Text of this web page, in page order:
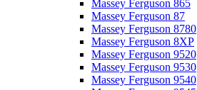
Massey Ferguson 865
Massey Ferguson 87
Massey Ferguson 8780
Massey Ferguson 8XP
Massey Ferguson 9520
Massey Ferguson 9530
Massey Ferguson 9540